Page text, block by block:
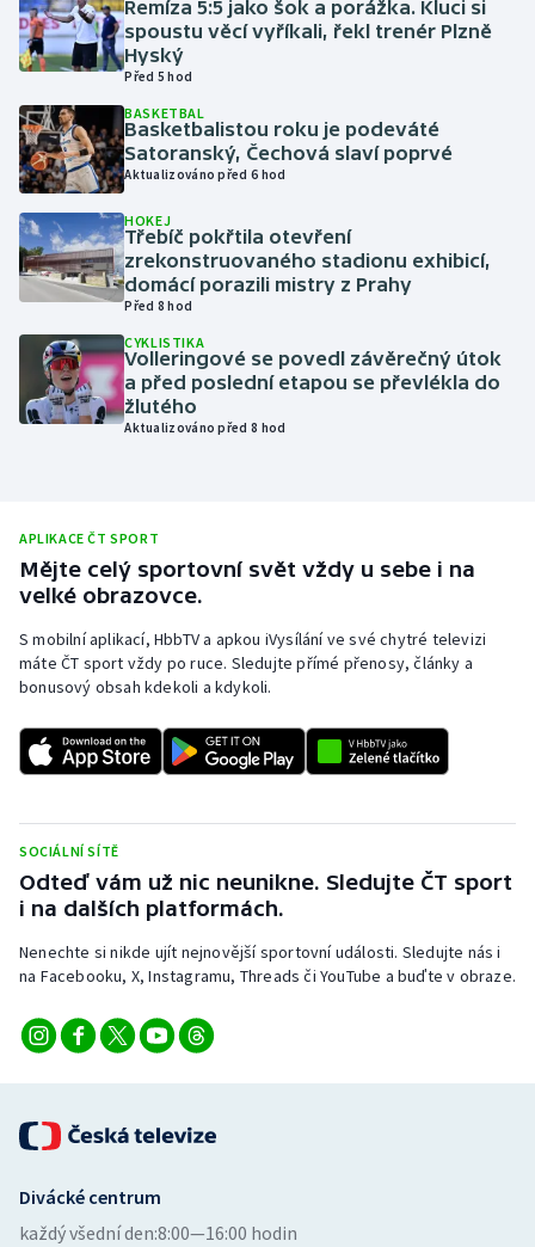
Krasobruslení
Lezení
Lyže a snowboard
Moderní pětiboj
Motorsport
Olympijské hry
Parasport
Ragby
Rychlobruslení
Rychlostní kanoistika
Short track
Stolní tenis
Triatlon
Veslování
Vodní slalom
Ostatní
Remíza 5:5 jako šok a porážka. Kluci si
spoustu věcí vyříkali, řekl trenér Plzně
Hyský
Před 5 hod
BASKETBAL
Basketbalistou roku je podeváté
Satoranský, Čechová slaví poprvé
Aktualizováno před 6 hod
HOKEJ
Třebíč pokřtila otevření
zrekonstruovaného stadionu exhibicí,
domácí porazili mistry z Prahy
Před 8 hod
CYKLISTIKA
Volleringové se povedl závěrečný útok
a před poslední etapou se převlékla do
žlutého
Aktualizováno před 8 hod
APLIKACE ČT SPORT
Mějte celý sportovní svět vždy u sebe i na
velké obrazovce.
S mobilní aplikací, HbbTV a apkou iVysílání ve své chytré televizi
máte ČT sport vždy po ruce. Sledujte přímé přenosy, články a
bonusový obsah kdekoli a kdykoli.
SOCIÁLNÍ SÍTĚ
Odteď vám už nic neunikne. Sledujte ČT sport
i na dalších platformách.
Nenechte si nikde ujít nejnovější sportovní události. Sledujte nás i
na Facebooku, X, Instagramu, Threads či YouTube a buďte v obraze.
Divácké centrum
každý všední den:8:00—16:00 hodin